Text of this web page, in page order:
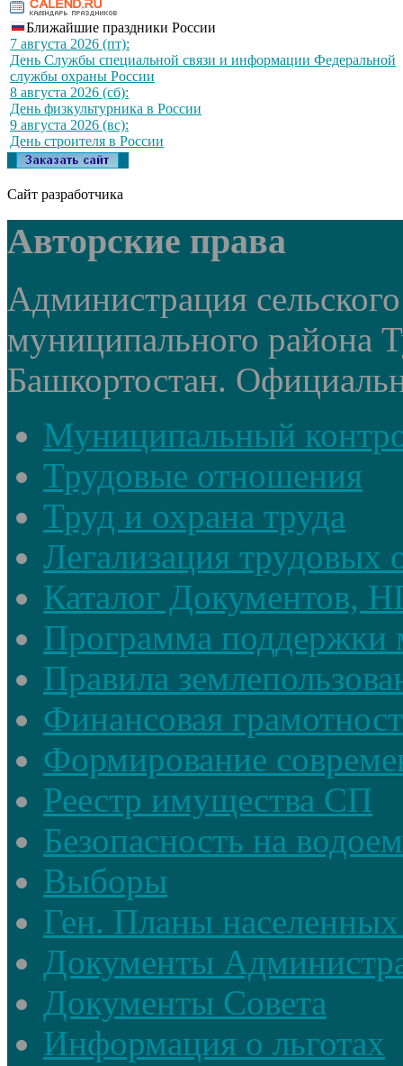
Ближайшие праздники России
7 августа 2026 (пт):
День Службы специальной связи и информации Федеральной
службы охраны России
8 августа 2026 (сб):
День физкультурника в России
9 августа 2026 (вс):
День строителя в России
Сайт разработчика
Авторские права
Администрация
муниципального района
Башкортостан.
Муниципальный
Трудовые отношения
Труд и охрана труда
Легализация трудовых
Каталог Документов,
Программа поддержки
Правила
Финансовая
Формирование
Реестр имущества СП
Безопасность на
Выборы
Ген. Планы
Документы
Документы Совета
Информация о льготах